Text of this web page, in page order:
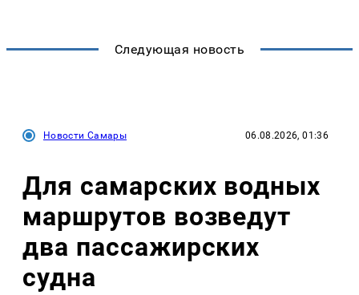
Следующая новость
Новости Самары 06.08.2026, 01:36
Для самарских водных
маршрутов возведут
два пассажирских
судна